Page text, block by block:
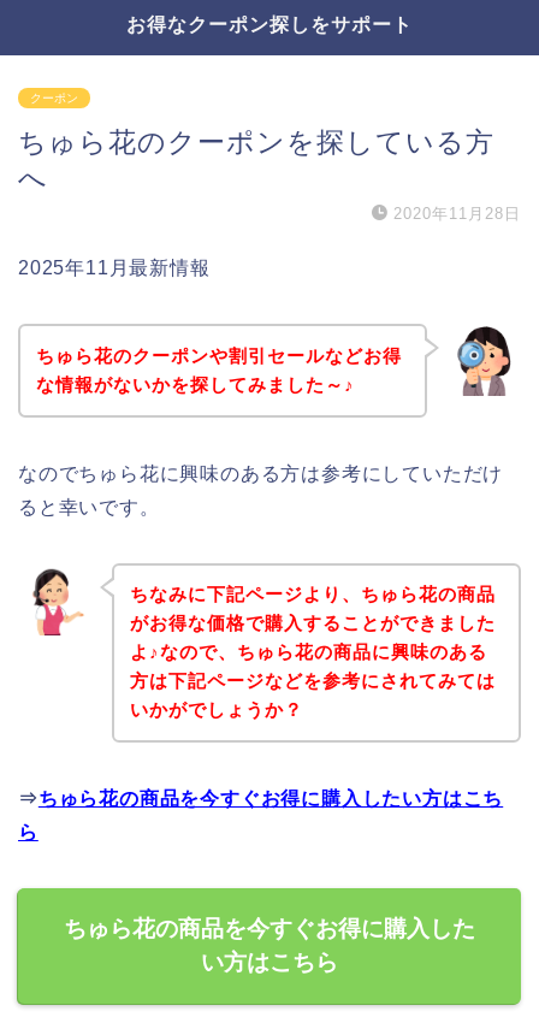
お得なクーポン探しをサポート
クーポン
ちゅら花のクーポンを探している方
へ
2020年11月28日
2025年11月最新情報
ちゅら花のクーポンや割引セールなどお得
な情報がないかを探してみました～♪
なのでちゅら花に興味のある方は参考にしていただけ
ると幸いです。
ちなみに下記ページより、ちゅら花の商品
がお得な価格で購入することができました
よ♪なので、ちゅら花の商品に興味のある
方は下記ページなどを参考にされてみては
いかがでしょうか？
⇒ちゅら花の商品を今すぐお得に購入したい方はこち
ら
ちゅら花の商品を今すぐお得に購入した
い方はこちら